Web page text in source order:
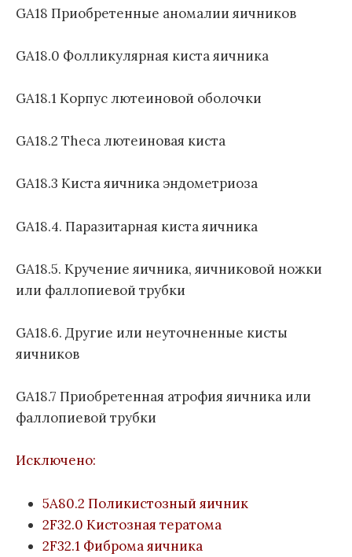
GA18 Приобретенные аномалии яичников
GA18.0 Фолликулярная киста яичника
GA18.1 Корпус лютеиновой оболочки
GA18.2 Theca лютеиновая киста
GA18.3 Киста яичника эндометриоза
GA18.4. Паразитарная киста яичника
GA18.5. Кручение яичника, яичниковой ножки
или фаллопиевой трубки
GA18.6. Другие или неуточненные кисты
яичников
GA18.7 Приобретенная атрофия яичника или
фаллопиевой трубки
Исключено:
5A80.2 Поликистозный яичник
2F32.0 Кистозная тератома
2F32.1 Фиброма яичника